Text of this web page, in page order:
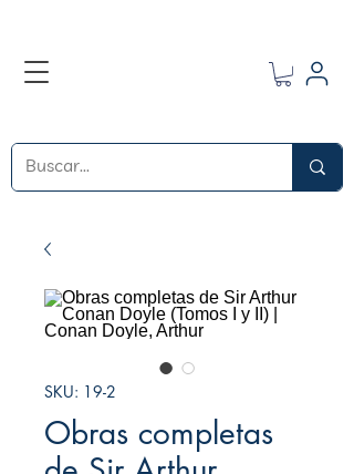
SKU: 19-2
Obras completas